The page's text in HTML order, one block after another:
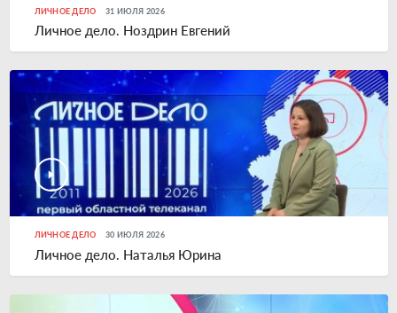
ЛИЧНОЕ ДЕЛО 31 ИЮЛЯ 2026
Личное дело. Ноздрин Евгений
ЛИЧНОЕ ДЕЛО 30 ИЮЛЯ 2026
Личное дело. Наталья Юрина